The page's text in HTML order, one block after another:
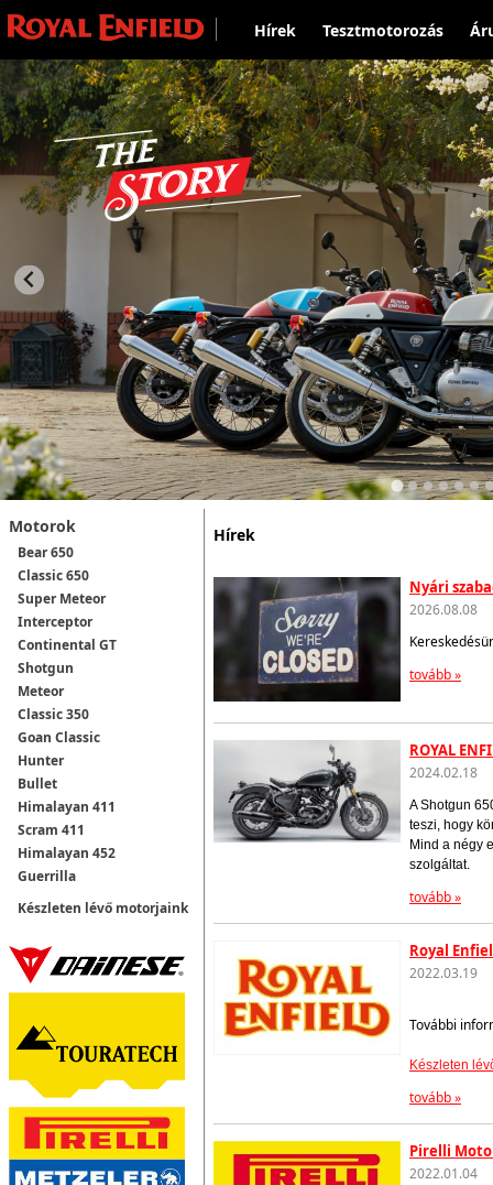
Hírek Tesztmotorozás
Motorok
Bear 650
Classic 650
Super Meteor
Interceptor
Continental GT
Shotgun
Meteor
Classic 350
Goan Classic
Hunter
Bullet
Himalayan 411
Scram 411
Himalayan 452
Guerrilla
Készleten lévő motorjaink
Hírek
Nyári
2026.08.08
tovább »
ROYAL
2024.02.18
A Shotgun
teszi, hogy
Mind a négy
szolgáltat.
tovább »
Royal
2022.03.19
További
Készleten
tovább »
Pirelli
2022.01.04